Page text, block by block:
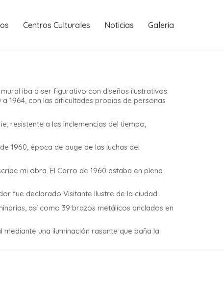
Centros Culturales Noticias Galería
iba a ser figurativo con diseños ilustrativos
1964, con las dificultades propias de personas
resistente a las inclemencias del tiempo,
1960, época de auge de las luchas del
mi obra. El Cerro de 1960 estaba en plena
fue declarado Visitante Ilustre de la ciudad.
así como 39 brazos metálicos anclados en
una iluminación rasante que baña la